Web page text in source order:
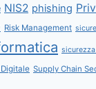
NIS2 phishing
Risk Management
Supply Chain